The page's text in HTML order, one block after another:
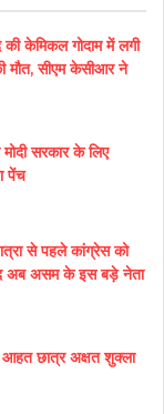
केमिकल गोदाम में लगी
मौत, सीएम केसीआर ने
सरकार के लिए
पेंच
से पहले कांग्रेस को
अब असम के इस बड़े नेता
आहत छात्र अक्षत शुक्ला